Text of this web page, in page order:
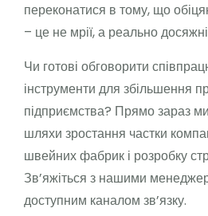
переконатися в тому, що
– це не мрії, а реально
Чи готові обговорити
інструменти для збільшення
підприємства? Прямо зараз
шляхи зростання частки
швейних фабрик і розробку
Зв’яжіться з нашими
доступним каналом зв’язку.